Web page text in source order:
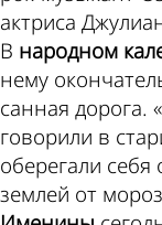
актриса
В народном
нему
санная дорога.
говорили в
оберегали
землей от